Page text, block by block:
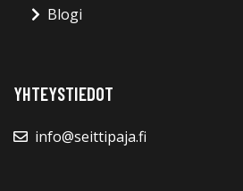
Blogi
YHTEYSTIEDOT
info@seittipaja.fi